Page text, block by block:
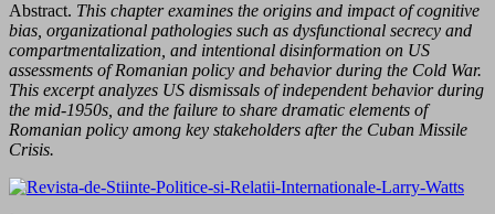
Abstract. This chapter examines the origins and impact of cognitive
bias, organizational pathologies such as dysfunctional secrecy and
compartmentalization, and intentional disinformation on US
assessments of Romanian policy and behavior during the Cold War.
This excerpt analyzes US dismissals of independent behavior during
the mid-1950s, and the failure to share dramatic elements of
Romanian policy among key stakeholders after the Cuban Missile
Crisis.